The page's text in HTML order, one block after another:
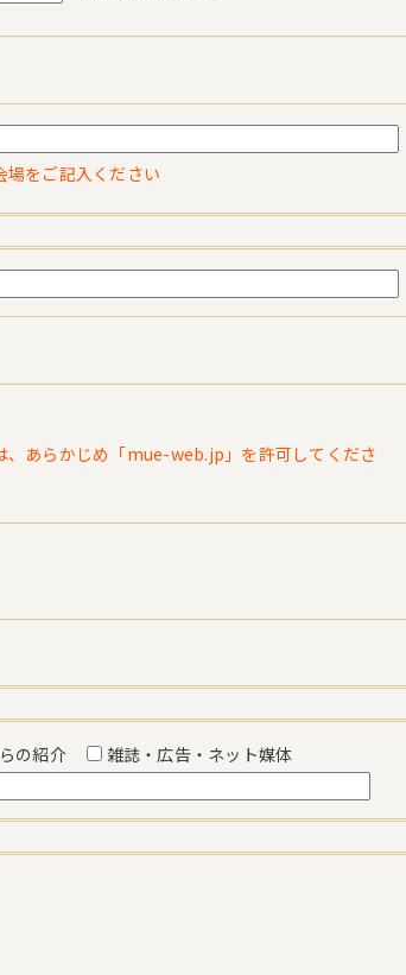
場をご記入ください
、あらかじめ「mue-web.jp」を許可してくださ
らの紹介
雑誌・広告・ネット媒体